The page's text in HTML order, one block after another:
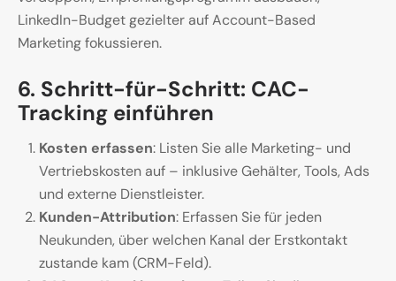
LinkedIn-Budget gezielter auf Account-Based
Marketing fokussieren.
6. Schritt-für-Schritt: CAC-
Tracking einführen
Kosten erfassen: Listen Sie alle Marketing- und
Vertriebskosten auf – inklusive Gehälter, Tools, Ads
und externe Dienstleister.
Kunden-Attribution: Erfassen Sie für jeden
Neukunden, über welchen Kanal der Erstkontakt
zustande kam (CRM-Feld).